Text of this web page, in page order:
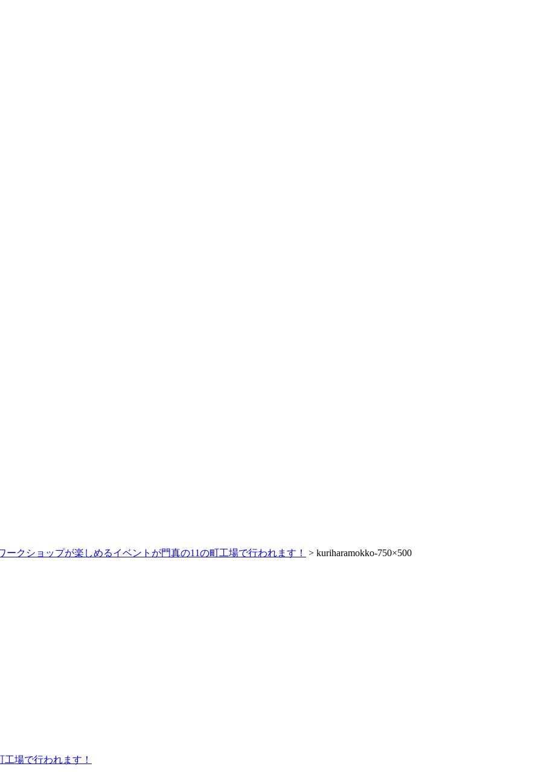
ークショップが楽しめるイベントが門真の11の町工場で行われます！ > kuriharamokko-750×500
場で行われます！